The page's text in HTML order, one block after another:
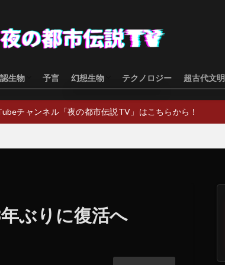
生物
型
猿型
生物型
予言 幻想生物
幻想生物日本
幻想生物ヨーロッパ
幻想生物アジア
幻想生物オセアニア
幻想生物中東
テクノロジー 超古代文明
チャンネル「夜の都市伝説TV」はこちらから！
ぶりに復活へ